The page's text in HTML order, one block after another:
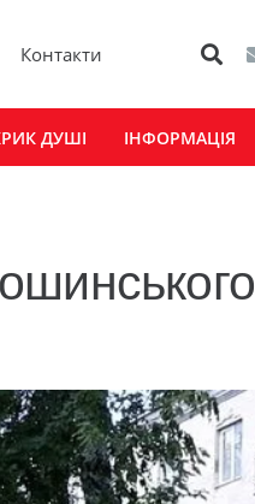
Контакти
ДУШІ ІНФОРМАЦІЯ